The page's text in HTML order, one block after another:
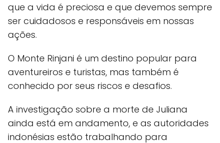
que a vida é preciosa e que devemos sempre
ser cuidadosos e responsáveis em nossas
ações.
O Monte Rinjani é um destino popular para
aventureiros e turistas, mas também é
conhecido por seus riscos e desafios.
A investigação sobre a morte de Juliana
ainda está em andamento, e as autoridades
indonésias estão trabalhando para